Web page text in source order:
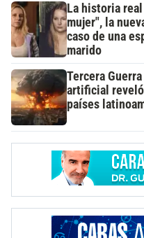
La historia
mujer", la
caso de una
marido
Tercera
artificial
países